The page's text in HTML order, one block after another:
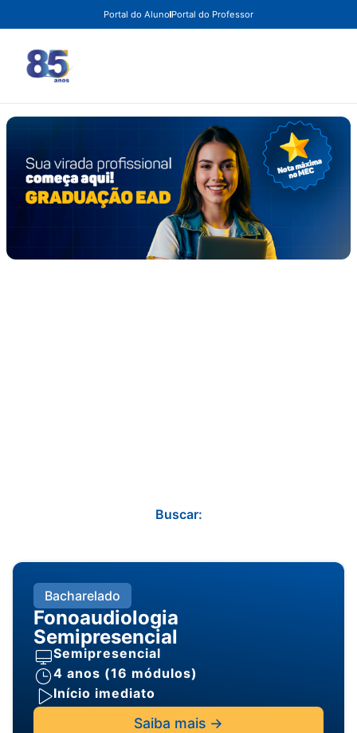
Portal do Aluno Portal do Professor
Buscar:
Bacharelado
Fonoaudiologia
Semipresencial
Semipresencial
4 anos (16 módulos)
Início imediato
Saiba mais ->